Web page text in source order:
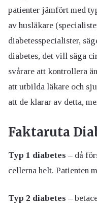
patienter jämfört med
av husläkare
diabetesspecialister,
diabetes, det vill säga
svårare att kontrollera
att utbilda läkare och
att de klarar av detta,
Faktaruta
Typ 1 diabetes – då
cellerna helt. Patienten
Typ 2 diabetes –